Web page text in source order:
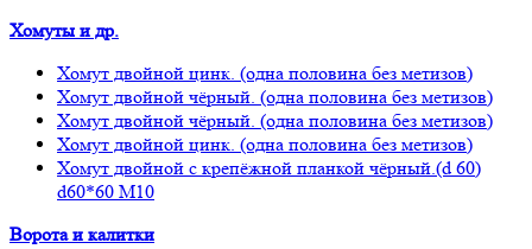
Хомуты и др.
Хомут двойной цинк. (одна половина без метизов)
Хомут двойной чёрный. (одна половина без метизов)
Хомут двойной чёрный. (одна половина без метизов)
Хомут двойной цинк. (одна половина без метизов)
Хомут двойной с крепёжной планкой чёрный.(d 60)
d60*60 М10
Ворота и калитки